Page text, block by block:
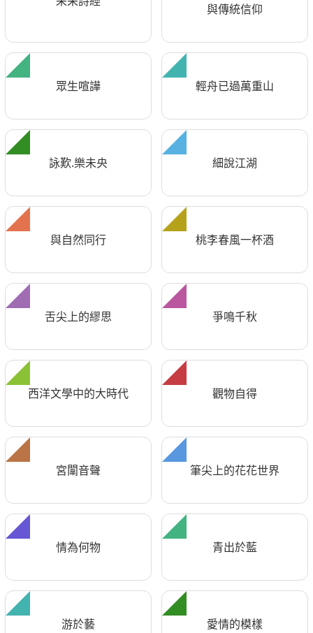
與傳統信仰
眾生喧譁 輕舟已過萬重山
詠歎.樂未央 細說江湖
與自然同行 桃李春風一杯酒
舌尖上的繆思 爭鳴千秋
西洋文學中的大時代 觀物自得
宮闈音聲 筆尖上的花花世界
情為何物 青出於藍
游於藝 愛情的模樣